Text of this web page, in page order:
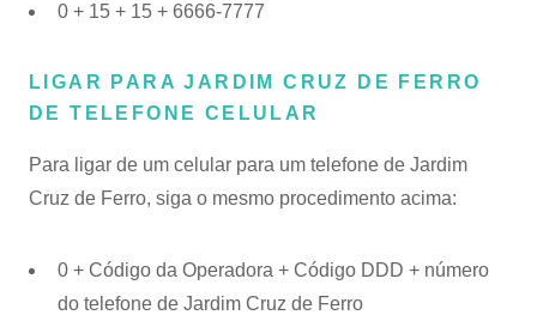
0 + 15 + 15 + 6666-7777
LIGAR PARA JARDIM CRUZ DE FERRO
DE TELEFONE CELULAR
Para ligar de um celular para um telefone de Jardim
Cruz de Ferro, siga o mesmo procedimento acima:
0 + Código da Operadora + Código DDD + número
do telefone de Jardim Cruz de Ferro